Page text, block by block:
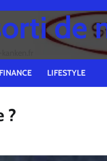
de
FINANCE LIFESTYLE
?